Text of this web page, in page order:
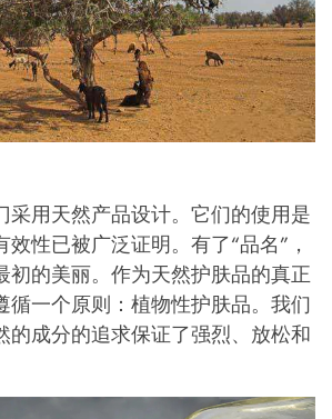
采用天然产品设计。它们的使用是
性已被广泛证明。有了“品名”，
初的美丽。作为天然护肤品的真正
循一个原则：植物性护肤品。我们
的成分的追求保证了强烈、放松和